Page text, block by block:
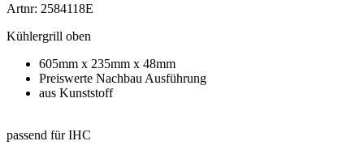
Artnr: 2584118E
Kühlergrill oben
605mm x 235mm x 48mm
Preiswerte Nachbau Ausführung
aus Kunststoff
passend für IHC